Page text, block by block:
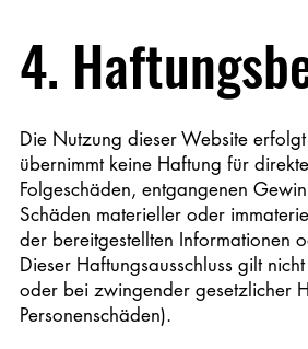
4.
Die Nutzung dieser Website
übernimmt keine Haftung für
Folgeschäden, entgangenen
Schäden materieller oder
der bereitgestellten Informationen
Dieser Haftungsausschluss gilt
oder bei zwingender gesetzlicher
Personenschäden).